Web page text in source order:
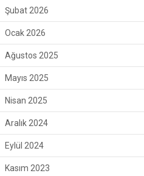
Şubat 2026
Ocak 2026
Ağustos 2025
Mayıs 2025
Nisan 2025
Aralık 2024
Eylül 2024
Kasım 2023